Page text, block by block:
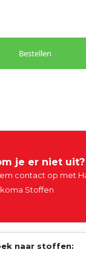
Bestellen
je er niet uit?
contact op met
Stoffen
naar stoffen: